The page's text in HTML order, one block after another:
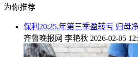
为你推荐
保利20;25,年第三季盈转亏 归母
齐鲁晚报网 李艳秋 2026-02-05